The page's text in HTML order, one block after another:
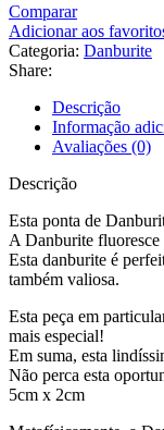
Comparar
Adicionar aos
Categoria: Danburite
Share:
Descrição
Informação
Avaliações (0)
Descrição
Esta ponta de
A Danburite fluoresce
Esta danburite é
também valiosa.
Esta peça em
mais especial!
Em suma, esta
Não perca esta
5cm x 2cm